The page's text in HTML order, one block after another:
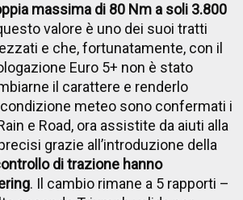
massima di 80 Nm a soli 3.800
valore è uno dei suoi tratti
e che, fortunatamente, con il
Euro 5+ non è stato
il carattere e renderlo
meteo sono confermati i
e Road, ora assistite da aiuti alla
grazie all’introduzione della
di trazione hanno
. Il cambio rimane a 5 rapporti –